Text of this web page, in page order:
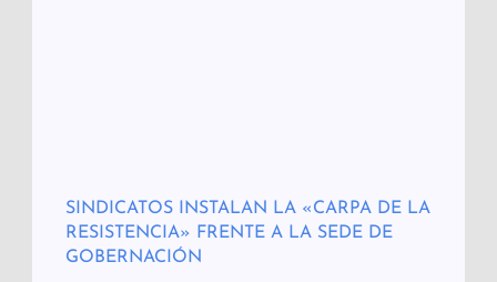
SINDICATOS INSTALAN LA «CARPA DE LA
RESISTENCIA» FRENTE A LA SEDE DE
GOBERNACIÓN